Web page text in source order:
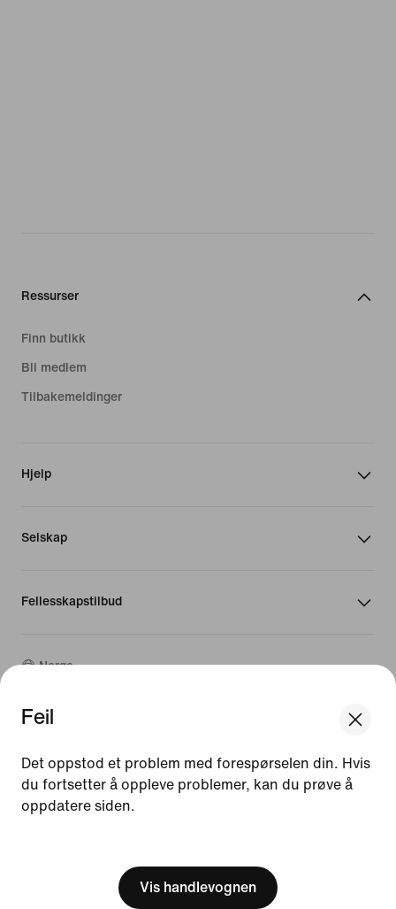
Update your location?
Norge
Feil
Det oppstod et problem med forespørselen din. Hvis
du fortsetter å oppleve problemer, kan du prøve å
oppdatere siden.
Vis handlevognen
Ressurser
Finn butikk
Bli medlem
Tilbakemeldinger
Hjelp
Selskap
Fellesskapstilbud
Norge
© 2026
Bruksvilkår
Salgsvilkår
Bedriftsinformasjon